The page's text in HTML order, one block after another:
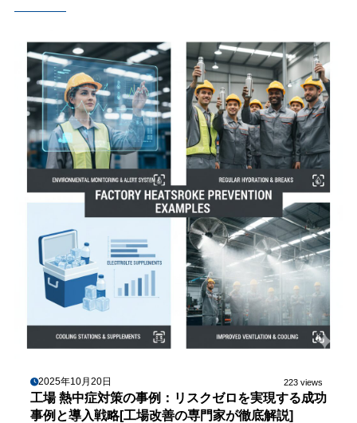
2025年10月20日 223 views
工場 熱中症対策の事例：リスクゼロを実現する成功
事例と導入戦略[工場改善の専門家が徹底解説]